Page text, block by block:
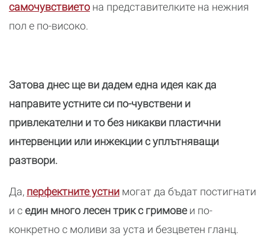
самочувствието на представителките на нежния
пол е по-високо.
Затова днес ще ви дадем една идея как да
направите устните си по-чувствени и
привлекателни и то без никакви пластични
интервенции или инжекции с уплътняващи
разтвори.
Да, перфектните устни могат да бъдат постигнати
и седин много лесен трик с гримовеи по-
конкретно с моливи за уста и безцветен гланц.